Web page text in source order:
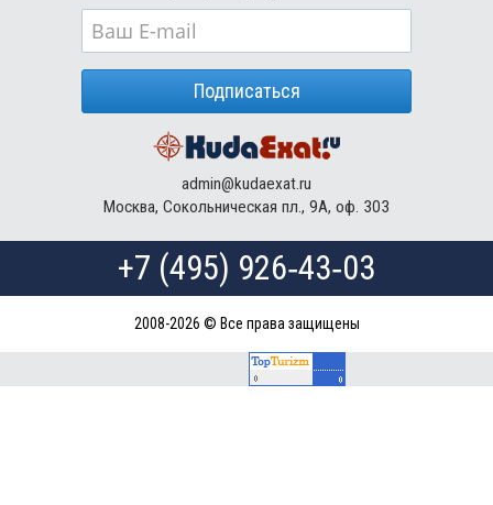
Подписаться
admin@kudaexat.ru
Москва, Сокольническая пл., 9А, оф. 303
+7 (495) 926‑43‑03
2008-2026 © Все права защищены